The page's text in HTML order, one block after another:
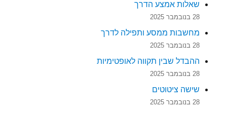
שאלות אמצע הדרך
28 בנובמבר 2025
מחשבות ממסע ותפילה לדרך
28 בנובמבר 2025
ההבדל שבין תקווה לאופטימיות
28 בנובמבר 2025
שישה ציטוטים
28 בנובמבר 2025